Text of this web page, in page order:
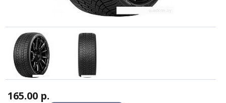
165.00 р.